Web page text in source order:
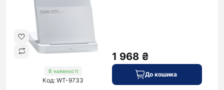
В наявності
Код: WT-9733
1 968 ₴
До кошика